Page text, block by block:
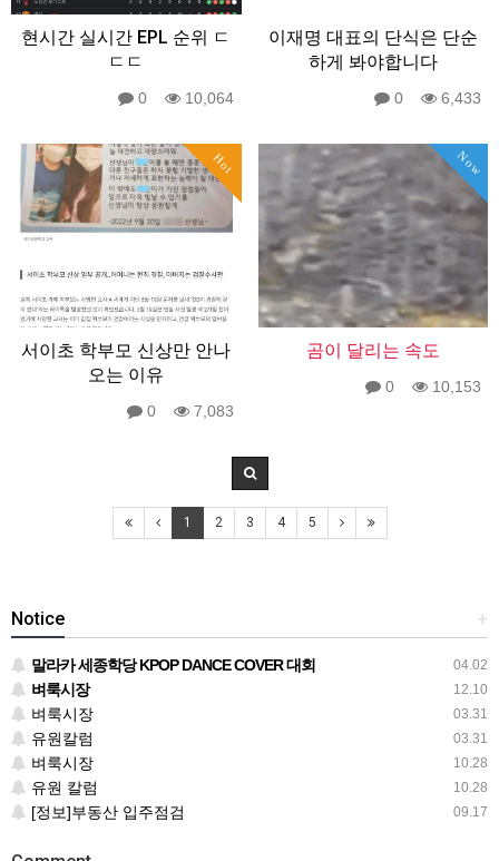
현시간 실시간 EPL 순위 ㄷ
ㄷㄷ
0 10,064
이재명 대표의 단식은 단순
하게 봐야합니다
0 6,433
Hot
서이초 학부모 신상만 안나
오는 이유
0 7,083
Now
곰이 달리는 속도
0 10,153
1 2 3 4 5
+
Notice
04.02
말라카 세종학당 KPOP DANCE COVER 대회
12.10
벼룩시장
03.31
벼룩시장
03.31
유원칼럼
10.28
벼룩시장
10.28
유원 칼럼
09.17
[정보]부동산 입주점검